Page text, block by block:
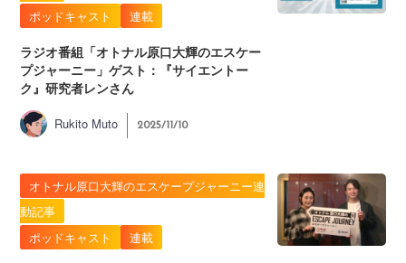
ポッドキャスト
連載
ラジオ番組「オトナル原口大輝のエスケー
プジャーニー」ゲスト：『サイエントー
ク』研究者レンさん
Rukito Muto 2025/11/10
オトナル原口大輝のエスケープジャーニー連
動記事
ポッドキャスト
連載